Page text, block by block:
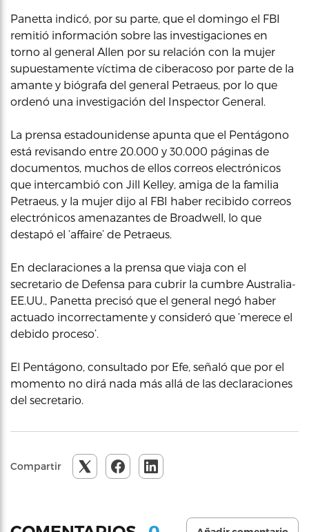
Panetta indicó, por su parte, que el domingo el FBI
remitió información sobre las investigaciones en
torno al general Allen por su relación con la mujer
supuestamente víctima de ciberacoso por parte de la
amante y biógrafa del general Petraeus, por lo que
ordenó una investigación del Inspector General.
La prensa estadounidense apunta que el Pentágono
está revisando entre 20.000 y 30.000 páginas de
documentos, muchos de ellos correos electrónicos
que intercambió con Jill Kelley, amiga de la familia
Petraeus, y la mujer dijo al FBI haber recibido correos
electrónicos amenazantes de Broadwell, lo que
destapó el ‘affaire’ de Petraeus.
En declaraciones a la prensa que viaja con el
secretario de Defensa para cubrir la cumbre Australia-
EE.UU., Panetta precisó que el general negó haber
actuado incorrectamente y consideró que ‘merece el
debido proceso’.
El Pentágono, consultado por Efe, señaló que por el
momento no dirá nada más allá de las declaraciones
del secretario.
Compartir